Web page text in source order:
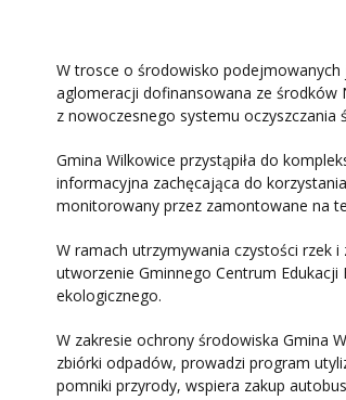
W trosce o środowisko podejmowanych
aglomeracji dofinansowana ze środków
z nowoczesnego systemu oczyszczania
Gmina Wilkowice przystąpiła do
informacyjna zachęcająca do
monitorowany przez zamontowane na
W ramach utrzymywania czystości rzek
utworzenie Gminnego Centrum
ekologicznego.
W zakresie ochrony środowiska Gmina
zbiórki odpadów, prowadzi program
pomniki przyrody, wspiera zakup